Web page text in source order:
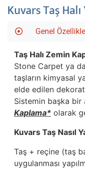
Kuvars Taş
Genel
Taş Halı Zemin
Stone Carpet ya
taşların kimyasal
elde edilen
Sistemin başka bir
Kaplama* olarak
Kuvars Taş Nasıl
Taş + reçine (taş
uygulanması